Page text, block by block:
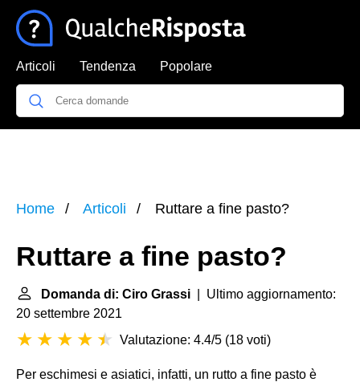
Articoli Tendenza Popolare
Home Articoli Ruttare a fine pasto?
Ruttare a fine pasto?
Domanda di: Ciro Grassi | Ultimo aggiornamento:
20 settembre 2021
Valutazione: 4.4/5 (18 voti)
Per eschimesi e asiatici, infatti, un rutto a fine pasto è